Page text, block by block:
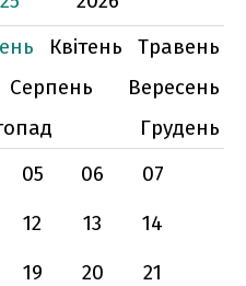
Квітень
Травень
Серпень
Вересень
Грудень
05 06
07
12 13
14
19 20
21